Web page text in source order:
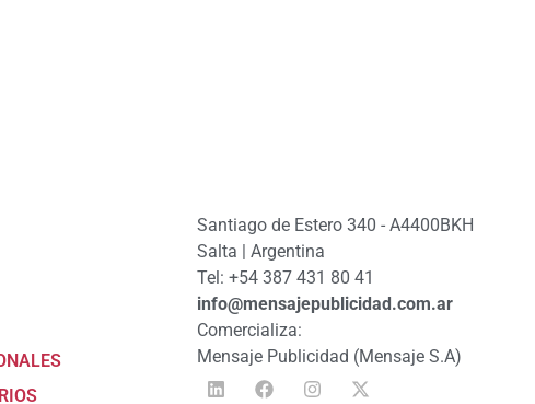
Santiago de Estero 340 - A4400BKH
Salta | Argentina
Tel: +54 387 431 80 41
info@mensajepublicidad.com.ar
Comercializa:
Mensaje Publicidad (Mensaje S.A)